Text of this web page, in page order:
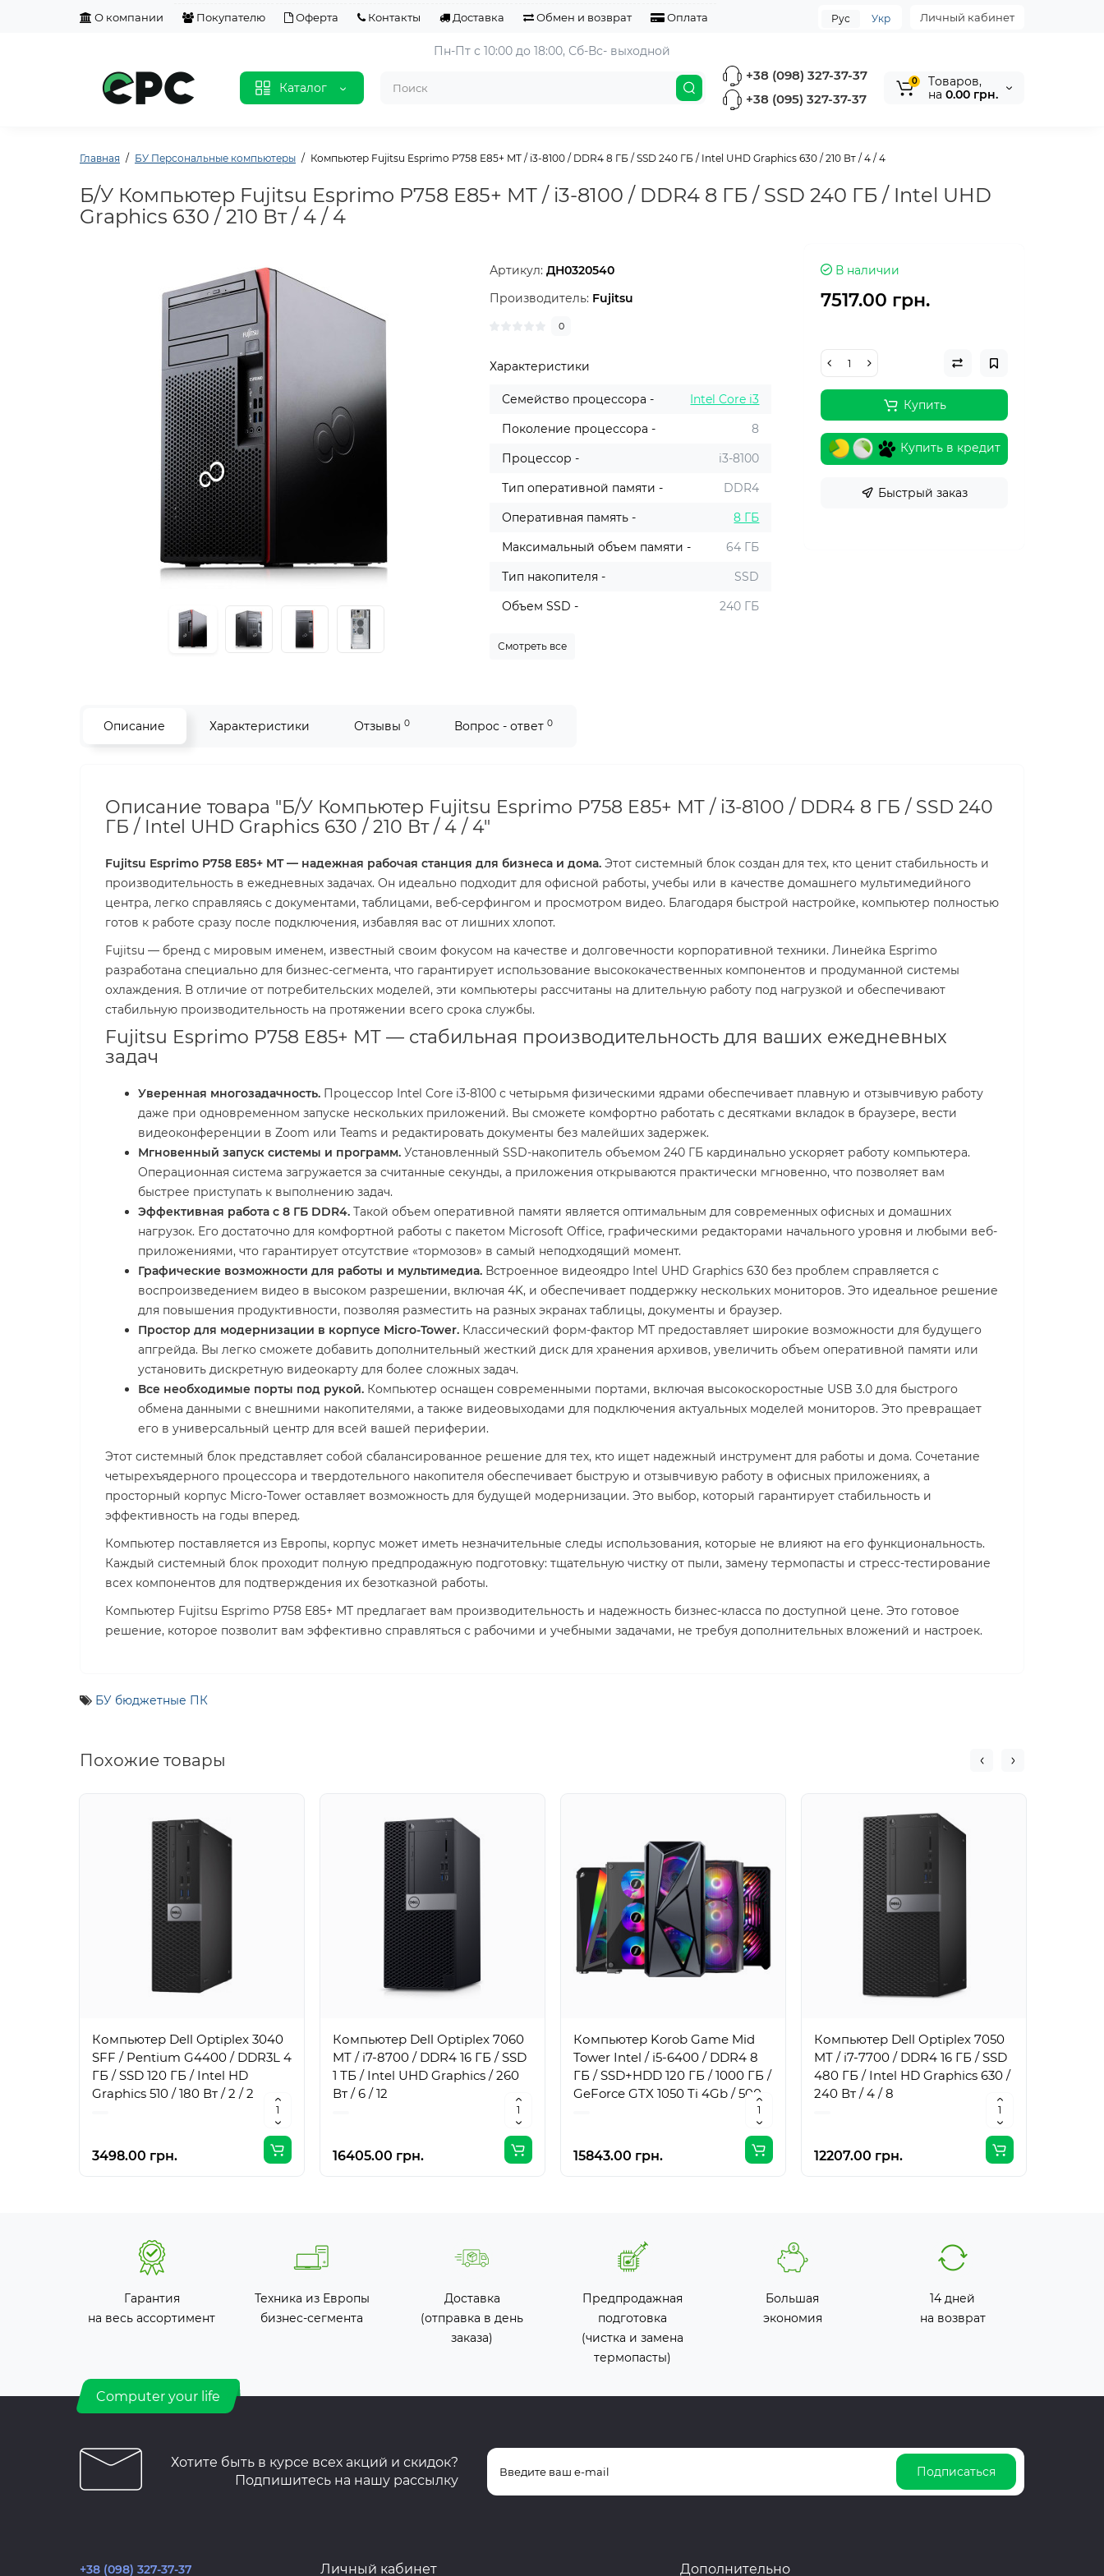
О компании Покупателю Оферта Контакты Доставка Обмен и возврат Оплата Личный кабинет
Рус Укр
Каталог
Пн-Пт с 10:00 до 18:00, Сб-Вс- выходной
+38 (098) 327-37-37
+38 (095) 327-37-37
0
Tоваров,
на 0.00 грн.
Главная БУ Персональные компьютеры Компьютер Fujitsu Esprimo P758 E85+ MT / i3-8100 / DDR4 8 ГБ / SSD 240 ГБ / Intel UHD Graphics 630 / 210 Вт / 4 / 4
Б/У Компьютер Fujitsu Esprimo P758 E85+ MT / i3-8100 / DDR4 8 ГБ / SSD 240 ГБ / Intel UHD
Graphics 630 / 210 Вт / 4 / 4
Артикул:ДН0320540
Производитель: Fujitsu
0
Характеристики
Семейство процессора -
Intel Core i3
Поколение процессора -
8
Процессор -
i3-8100
Тип оперативной памяти -
DDR4
Оперативная память -
8 ГБ
Максимальный объем памяти -
64 ГБ
Тип накопителя -
SSD
Объем SSD -
240 ГБ
Смотреть все
В наличии
7517.00 грн.
Купить
Купить в кредит
Быстрый заказ
Описание Характеристики Отзывы 0 Вопрос - ответ 0
Описание товара "Б/У Компьютер Fujitsu Esprimo P758 E85+ MT / i3-8100 / DDR4 8 ГБ / SSD 240
ГБ / Intel UHD Graphics 630 / 210 Вт / 4 / 4"
Fujitsu Esprimo P758 E85+ MT — надежная рабочая станция для бизнеса и дома. Этот системный блок создан для тех, кто ценит стабильность и
производительность в ежедневных задачах. Он идеально подходит для офисной работы, учебы или в качестве домашнего мультимедийного
центра, легко справляясь с документами, таблицами, веб-серфингом и просмотром видео. Благодаря быстрой настройке, компьютер полностью
готов к работе сразу после подключения, избавляя вас от лишних хлопот.
Fujitsu — бренд с мировым именем, известный своим фокусом на качестве и долговечности корпоративной техники. Линейка Esprimo
разработана специально для бизнес-сегмента, что гарантирует использование высококачественных компонентов и продуманной системы
охлаждения. В отличие от потребительских моделей, эти компьютеры рассчитаны на длительную работу под нагрузкой и обеспечивают
стабильную производительность на протяжении всего срока службы.
Fujitsu Esprimo P758 E85+ MT — стабильная производительность для ваших ежедневных
задач
Уверенная многозадачность. Процессор Intel Core i3-8100 с четырьмя физическими ядрами обеспечивает плавную и отзывчивую работу
даже при одновременном запуске нескольких приложений. Вы сможете комфортно работать с десятками вкладок в браузере, вести
видеоконференции в Zoom или Teams и редактировать документы без малейших задержек.
Мгновенный запуск системы и программ. Установленный SSD-накопитель объемом 240 ГБ кардинально ускоряет работу компьютера.
Операционная система загружается за считанные секунды, а приложения открываются практически мгновенно, что позволяет вам
быстрее приступать к выполнению задач.
Эффективная работа с 8 ГБ DDR4. Такой объем оперативной памяти является оптимальным для современных офисных и домашних
нагрузок. Его достаточно для комфортной работы с пакетом Microsoft Office, графическими редакторами начального уровня и любыми веб-
приложениями, что гарантирует отсутствие «тормозов» в самый неподходящий момент.
Графические возможности для работы и мультимедиа. Встроенное видеоядро Intel UHD Graphics 630 без проблем справляется с
воспроизведением видео в высоком разрешении, включая 4K, и обеспечивает поддержку нескольких мониторов. Это идеальное решение
для повышения продуктивности, позволяя разместить на разных экранах таблицы, документы и браузер.
Простор для модернизации в корпусе Micro-Tower. Классический форм-фактор MT предоставляет широкие возможности для будущего
апгрейда. Вы легко сможете добавить дополнительный жесткий диск для хранения архивов, увеличить объем оперативной памяти или
установить дискретную видеокарту для более сложных задач.
Все необходимые порты под рукой. Компьютер оснащен современными портами, включая высокоскоростные USB 3.0 для быстрого
обмена данными с внешними накопителями, а также видеовыходами для подключения актуальных моделей мониторов. Это превращает
его в универсальный центр для всей вашей периферии.
Этот системный блок представляет собой сбалансированное решение для тех, кто ищет надежный инструмент для работы и дома. Сочетание
четырехъядерного процессора и твердотельного накопителя обеспечивает быструю и отзывчивую работу в офисных приложениях, а
просторный корпус Micro-Tower оставляет возможность для будущей модернизации. Это выбор, который гарантирует стабильность и
эффективность на годы вперед.
Компьютер поставляется из Европы, корпус может иметь незначительные следы использования, которые не влияют на его функциональность.
Каждый системный блок проходит полную предпродажную подготовку: тщательную чистку от пыли, замену термопасты и стресс-тестирование
всех компонентов для подтверждения их безотказной работы.
Компьютер Fujitsu Esprimo P758 E85+ MT предлагает вам производительность и надежность бизнес-класса по доступной цене. Это готовое
решение, которое позволит вам эффективно справляться с рабочими и учебными задачами, не требуя дополнительных вложений и настроек.
БУ бюджетные ПК
Похожие товары
Компьютер Dell Optiplex 3040
SFF / Pentium G4400 / DDR3L 4
ГБ / SSD 120 ГБ / Intel HD
Graphics 510 / 180 Вт / 2 / 2
3498.00 грн.
Компьютер Dell Optiplex 7060
MT / i7-8700 / DDR4 16 ГБ / SSD
1 ТБ / Intel UHD Graphics / 260
Вт / 6 / 12
16405.00 грн.
Компьютер Korob Game Mid
Tower Intel / i5-6400 / DDR4 8
ГБ / SSD+HDD 120 ГБ / 1000 ГБ /
GeForce GTX 1050 Ti 4Gb / 500
15843.00 грн.
Компьютер Dell Optiplex 7050
MT / i7-7700 / DDR4 16 ГБ / SSD
480 ГБ / Intel HD Graphics 630 /
240 Вт / 4 / 8
12207.00 грн.
Гарантия
на весь ассортимент
Техника из Европы
бизнес-сегмента
Доставка
(отправка в день
заказа)
Предпродажная
подготовка
(чистка и замена
термопасты)
Большая
экономия
14 дней
на возврат
Computer your life
Хотите быть в курсе всех акций и скидок?
Подпишитесь на нашу рассылку
Подписаться
+38 (098) 327-37-37 Личный кабинет Дополнительно